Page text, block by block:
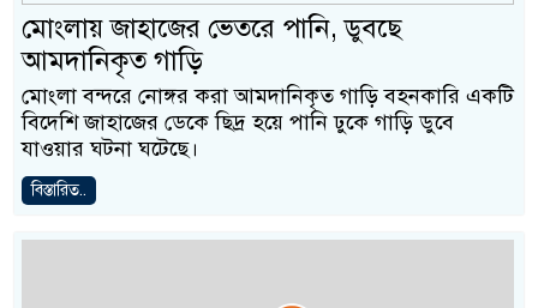
মোংলায় জাহাজের ভেতরে পানি, ডুবছে
আমদানিকৃত গাড়ি
মোংলা বন্দরে নোঙ্গর করা আমদানিকৃত গাড়ি বহনকারি একটি
বিদেশি জাহাজের ডেকে ছিদ্র হয়ে পানি ঢুকে গাড়ি ডুবে
যাওয়ার ঘটনা ঘটেছে।
বিস্তারিত..